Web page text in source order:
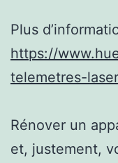
Plus
https://
telemetres-laser
Rénover un
et, justement,